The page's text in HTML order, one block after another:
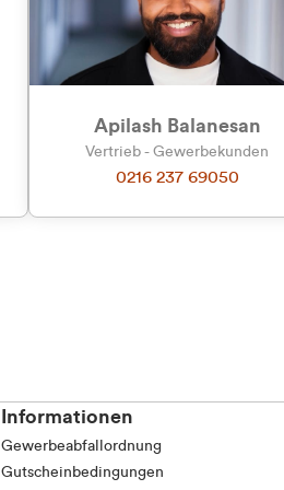
Statistiken
Apilash Balanesan
Vertrieb - Gewerbekunden
0216 237 69050
Informationen
Gewerbeabfallordnung
Gutscheinbedingungen